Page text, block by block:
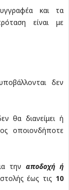
και τα
είναι με
δεν
θα διανείμει ή
οποιονδήποτε
τηναποδοχή ή
έως τις 10